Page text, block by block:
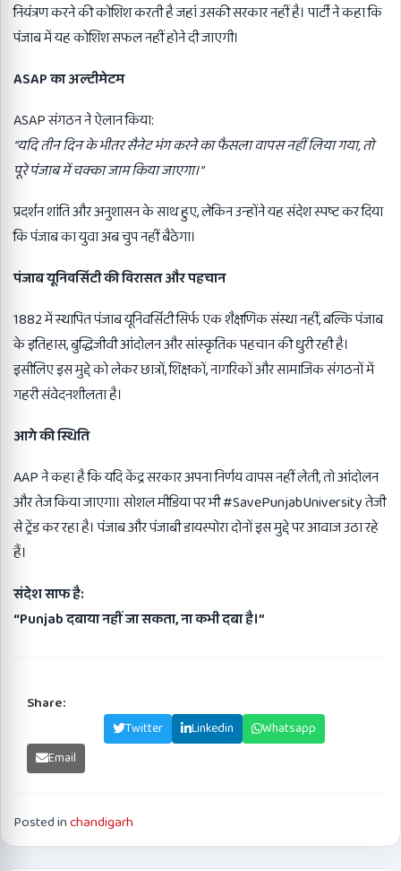
नियंत्रण करने की कोशिश करती है जहां उसकी सरकार नहीं है। पार्टी ने कहा कि
पंजाब में यह कोशिश सफल नहीं होने दी जाएगी।
ASAPका अल्टीमेटम
ASAP संगठन ने ऐलान किया:
“यदि तीन दिन के भीतर सैनेट भंग करने का फैसला वापस नहीं लिया गया,तो
पूरे पंजाब में चक्का जाम किया जाएगा।”
प्रदर्शन शांति और अनुशासन के साथ हुए, लेकिन उन्होंने यह संदेश स्पष्ट कर दिया
कि पंजाब का युवा अब चुप नहीं बैठेगा।
पंजाब यूनिवर्सिटी की विरासत और पहचान
1882 में स्थापित पंजाब यूनिवर्सिटी सिर्फ एक शैक्षणिक संस्था नहीं, बल्कि पंजाब
के इतिहास, बुद्धिजीवी आंदोलन और सांस्कृतिक पहचान की धुरी रही है।
इसीलिए इस मुद्दे को लेकर छात्रों, शिक्षकों, नागरिकों और सामाजिक संगठनों में
गहरी संवेदनशीलता है।
आगे की स्थिति
AAP ने कहा है कि यदि केंद्र सरकार अपना निर्णय वापस नहीं लेती, तो आंदोलन
और तेज किया जाएगा। सोशल मीडिया पर भी #SavePunjabUniversity तेजी
से ट्रेंड कर रहा है। पंजाब और पंजाबी डायस्पोरा दोनों इस मुद्दे पर आवाज उठा रहे
हैं।
संदेश साफ है:
“Punjabदबाया नहीं जा सकता,ना कभी दबा है।”
Share:
Twitter Linkedin
Whatsapp
Email
Posted inchandigarh